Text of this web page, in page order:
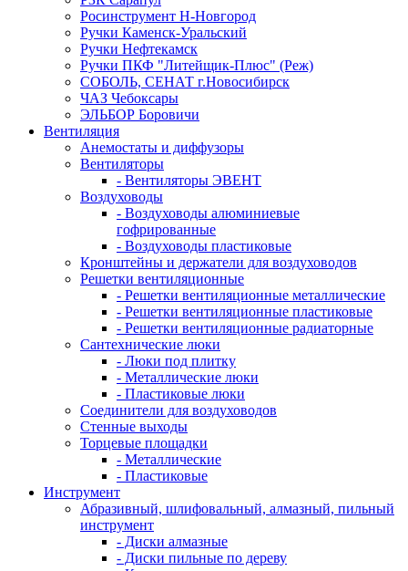
Росинструмент Н-Новгород
Ручки Каменск-Уральский
Ручки Нефтекамск
Ручки ПКФ "Литейщик-Плюс" (Реж)
СОБОЛЬ, СЕНАТ г.Новосибирск
ЧАЗ Чебоксары
ЭЛЬБОР Боровичи
Вентиляция
Анемостаты и диффузоры
Вентиляторы
- Вентиляторы ЭВЕНТ
Воздуховоды
- Воздуховоды алюминиевые
гофрированные
- Воздуховоды пластиковые
Кронштейны и держатели для воздуховодов
Решетки вентиляционные
- Решетки вентиляционные металлические
- Решетки вентиляционные пластиковые
- Решетки вентиляционные радиаторные
Сантехнические люки
- Люки под плитку
- Металлические люки
- Пластиковые люки
Соединители для воздуховодов
Стенные выходы
Торцевые площадки
- Металлические
- Пластиковые
Инструмент
Абразивный, шлифовальный, алмазный, пильный
инструмент
- Диски алмазные
- Диски пильные по дереву